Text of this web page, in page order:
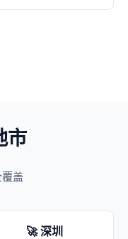
市
盖
🚀 深圳